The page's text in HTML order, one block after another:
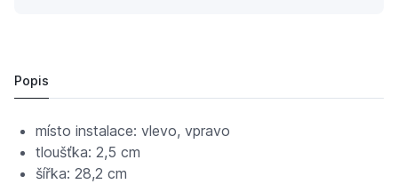
Popis
místo instalace: vlevo, vpravo
tloušťka: 2,5 cm
šířka: 28,2 cm